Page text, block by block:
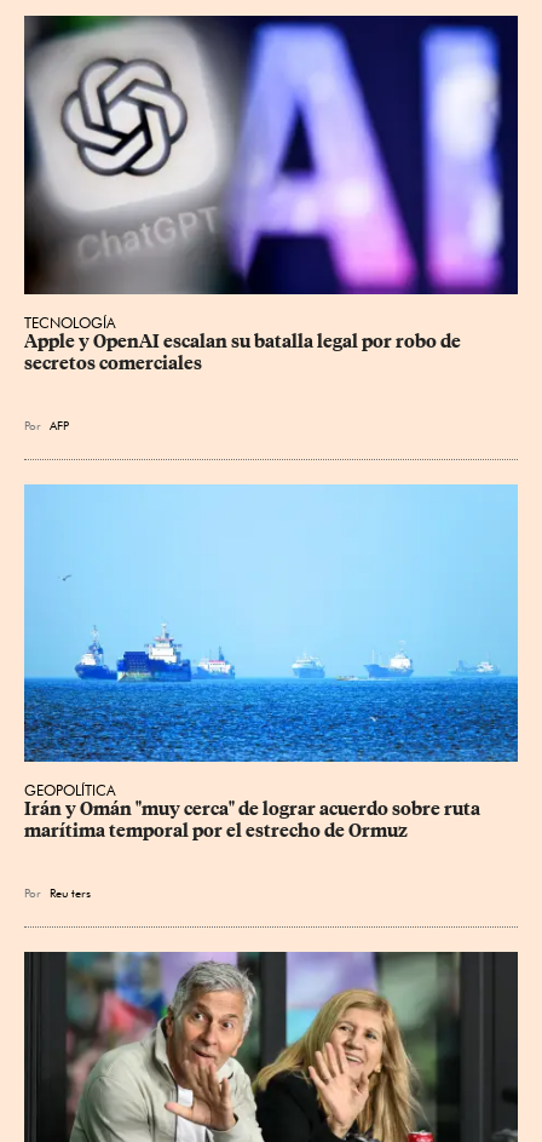
TECNOLOGÍA
Apple y OpenAI escalan su batalla legal por robo de
secretos comerciales
Por AFP
GEOPOLÍTICA
Irán y Omán "muy cerca" de lograr acuerdo sobre ruta
marítima temporal por el estrecho de Ormuz
Por Reu ters